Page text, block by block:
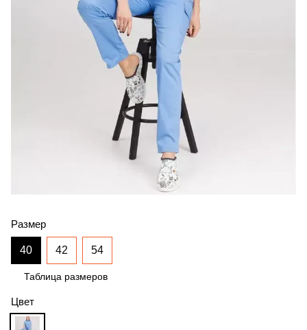
Размер
40 42 54
Таблица размеров
Цвет